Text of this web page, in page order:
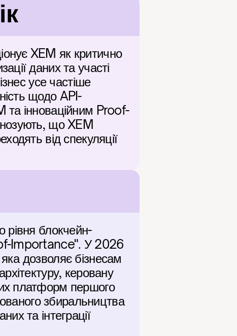
XEM як критично
даних та участі
усе частіше
щодо API-
та інноваційним Proof-
що XEM
від спекуляції
рівня блокчейн-
of-Importance". У 2026
дозволяє бізнесам
керовану
платформ першого
збиральництва
та інтеграції